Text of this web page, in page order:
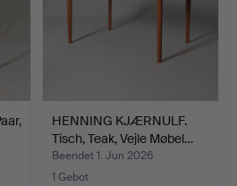
HENNING KJÆRNULF.
Tisch, Teak, Vejle Møbel…
Beendet 1. Jun 2026
1 Gebot